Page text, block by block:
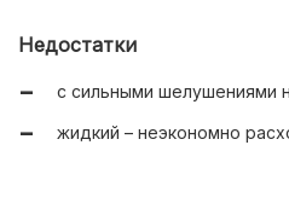
подходит для всех типов
обладает нейтральным
можно использовать под
Недостатки
с сильными шелушениями
жидкий – неэкономно